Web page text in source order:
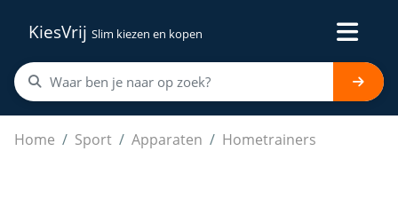
KiesVrij Slim kiezen en kopen
Home Sport Apparaten Hometrainers
MettleMatic OS3 Hometrainer - Magnetische